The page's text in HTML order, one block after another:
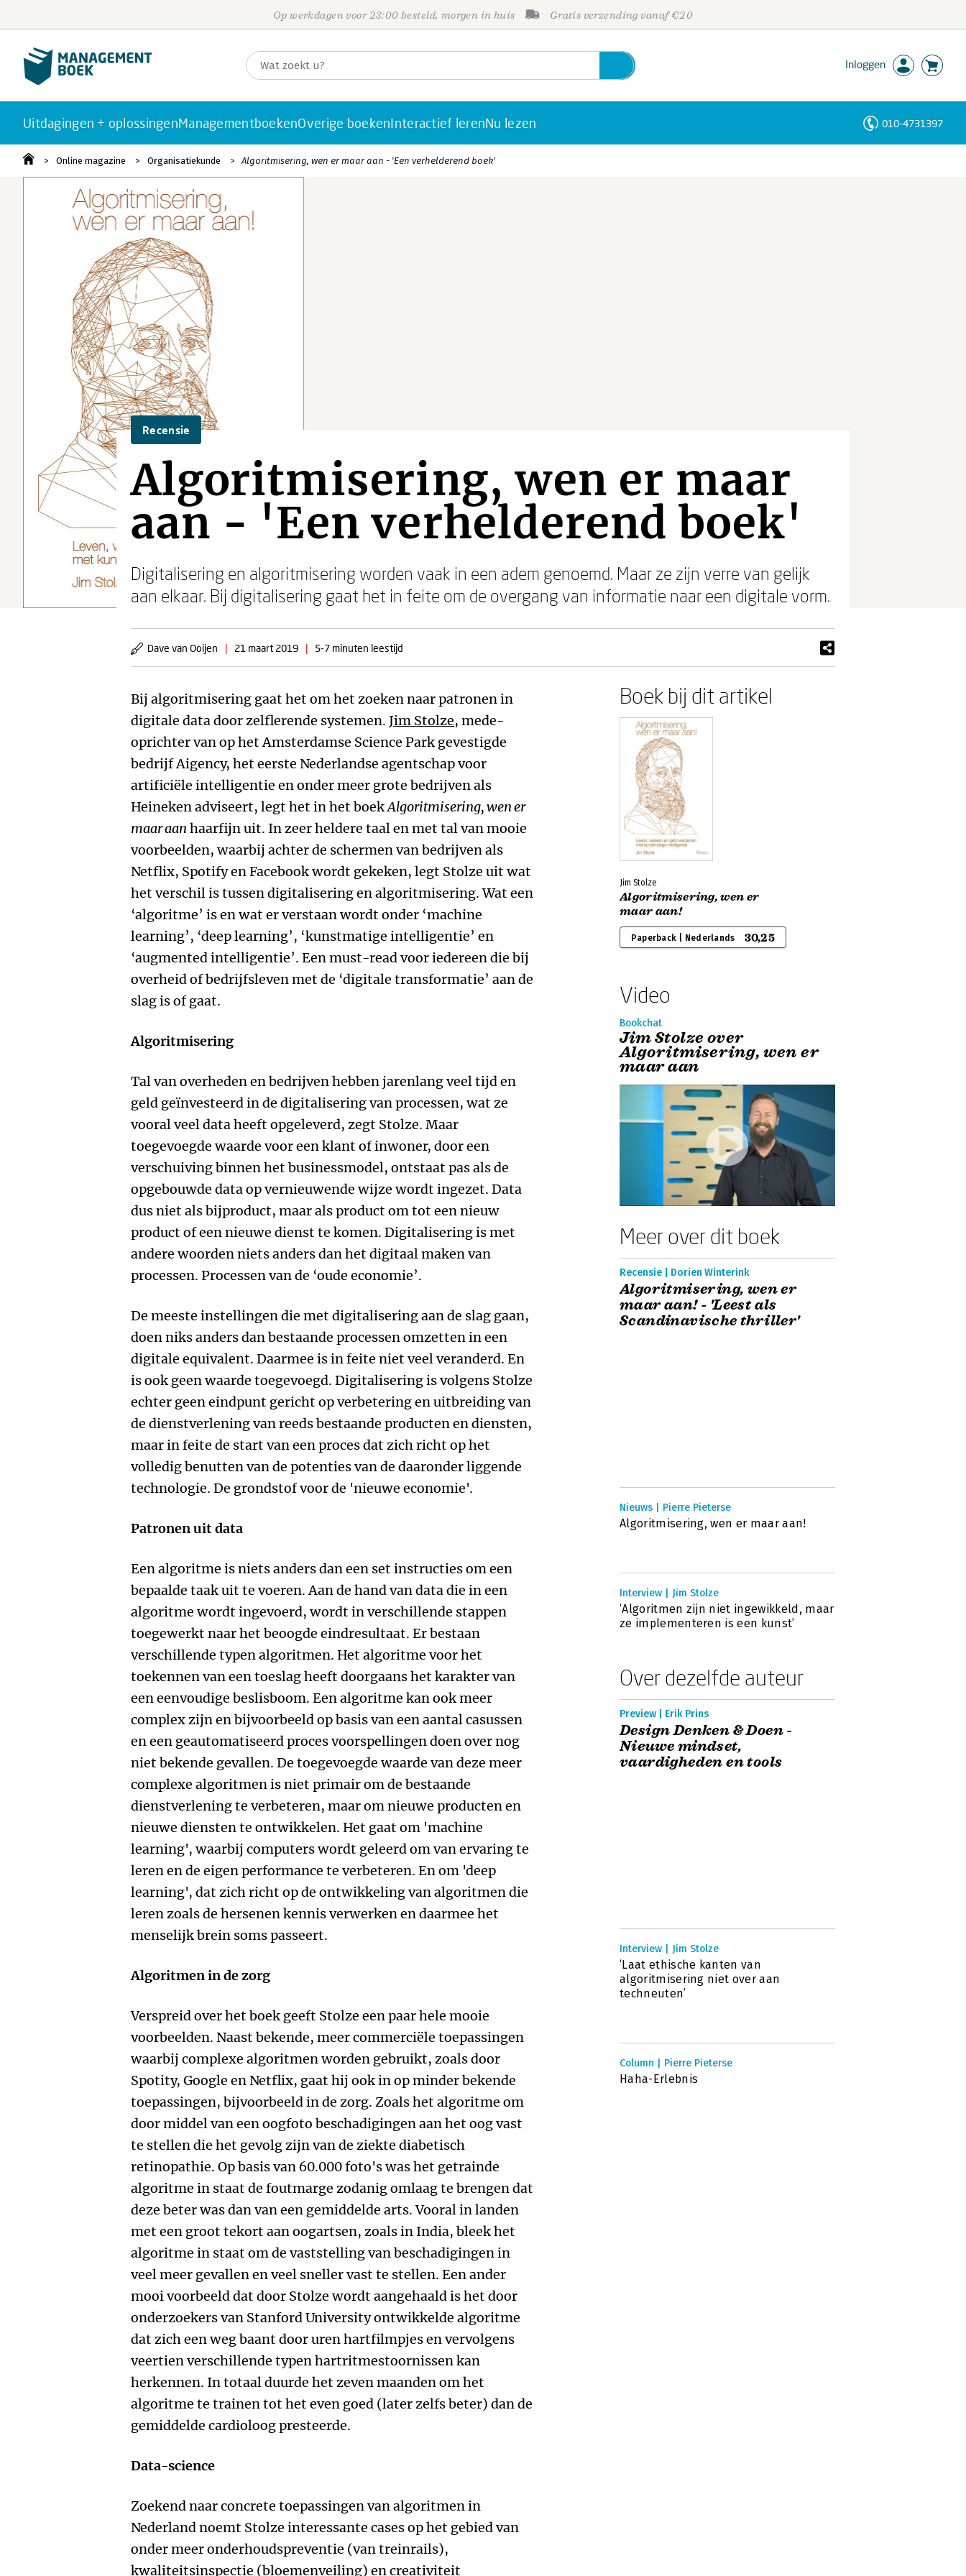
Op werkdagen voor 23:00 besteld, morgen in huis Gratis verzending vanaf €20
Inloggen
Uitdagingen + oplossingenManagementboekenOverige boekenInteractief lerenNu lezen 010-4731397
Online magazine Organisatiekunde Algoritmisering, wen er maar aan - 'Een verhelderend boek'
Recensie
Algoritmisering, wen er maar
aan - 'Een verhelderend boek'
Digitalisering en algoritmisering worden vaak in een adem genoemd. Maar ze zijn verre van gelijk
aan elkaar. Bij digitalisering gaat het in feite om de overgang van informatie naar een digitale vorm.
Dave van Ooijen | 21 maart 2019 | 5-7 minuten leestijd
Bij algoritmisering gaat het om het zoeken naar patronen in
digitale data door zelflerende systemen. Jim Stolze, mede-
oprichter van op het Amsterdamse Science Park gevestigde
bedrijf Aigency, het eerste Nederlandse agentschap voor
artificiële intelligentie en onder meer grote bedrijven als
Heineken adviseert, legt het in het boekAlgoritmisering, wen er
maar aan haarfijn uit. In zeer heldere taal en met tal van mooie
voorbeelden, waarbij achter de schermen van bedrijven als
Netflix, Spotify en Facebook wordt gekeken, legt Stolze uit wat
het verschil is tussen digitalisering en algoritmisering. Wat een
‘algoritme’ is en wat er verstaan wordt onder ‘machine
learning’, ‘deep learning’, ‘kunstmatige intelligentie’ en
‘augmented intelligentie’. Een must-read voor iedereen die bij
overheid of bedrijfsleven met de ‘digitale transformatie’ aan de
slag is of gaat.
Algoritmisering
Tal van overheden en bedrijven hebben jarenlang veel tijd en
geld geïnvesteerd in de digitalisering van processen, wat ze
vooral veel data heeft opgeleverd, zegt Stolze. Maar
toegevoegde waarde voor een klant of inwoner, door een
verschuiving binnen het businessmodel, ontstaat pas als de
opgebouwde data op vernieuwende wijze wordt ingezet. Data
dus niet als bijproduct, maar als product om tot een nieuw
product of een nieuwe dienst te komen. Digitalisering is met
andere woorden niets anders dan het digitaal maken van
processen. Processen van de ‘oude economie’.
De meeste instellingen die met digitalisering aan de slag gaan,
doen niks anders dan bestaande processen omzetten in een
digitale equivalent. Daarmee is in feite niet veel veranderd. En
is ook geen waarde toegevoegd. Digitalisering is volgens Stolze
echter geen eindpunt gericht op verbetering en uitbreiding van
de dienstverlening van reeds bestaande producten en diensten,
maar in feite de start van een proces dat zich richt op het
volledig benutten van de potenties van de daaronder liggende
technologie. De grondstof voor de 'nieuwe economie'.
Patronen uit data
Een algoritme is niets anders dan een set instructies om een
bepaalde taak uit te voeren. Aan de hand van data die in een
algoritme wordt ingevoerd, wordt in verschillende stappen
toegewerkt naar het beoogde eindresultaat. Er bestaan
verschillende typen algoritmen. Het algoritme voor het
toekennen van een toeslag heeft doorgaans het karakter van
een eenvoudige beslisboom. Een algoritme kan ook meer
complex zijn en bijvoorbeeld op basis van een aantal casussen
en een geautomatiseerd proces voorspellingen doen over nog
niet bekende gevallen. De toegevoegde waarde van deze meer
complexe algoritmen is niet primair om de bestaande
dienstverlening te verbeteren, maar om nieuwe producten en
nieuwe diensten te ontwikkelen. Het gaat om 'machine
learning', waarbij computers wordt geleerd om van ervaring te
leren en de eigen performance te verbeteren. En om 'deep
learning', dat zich richt op de ontwikkeling van algoritmen die
leren zoals de hersenen kennis verwerken en daarmee het
menselijk brein soms passeert.
Algoritmen in de zorg
Verspreid over het boek geeft Stolze een paar hele mooie
voorbeelden. Naast bekende, meer commerciële toepassingen
waarbij complexe algoritmen worden gebruikt, zoals door
Spotity, Google en Netflix, gaat hij ook in op minder bekende
toepassingen, bijvoorbeeld in de zorg. Zoals het algoritme om
door middel van een oogfoto beschadigingen aan het oog vast
te stellen die het gevolg zijn van de ziekte diabetisch
retinopathie. Op basis van 60.000 foto's was het getrainde
algoritme in staat de foutmarge zodanig omlaag te brengen dat
deze beter was dan van een gemiddelde arts. Vooral in landen
met een groot tekort aan oogartsen, zoals in India, bleek het
algoritme in staat om de vaststelling van beschadigingen in
veel meer gevallen en veel sneller vast te stellen. Een ander
mooi voorbeeld dat door Stolze wordt aangehaald is het door
onderzoekers van Stanford University ontwikkelde algoritme
dat zich een weg baant door uren hartfilmpjes en vervolgens
veertien verschillende typen hartritmestoornissen kan
herkennen. In totaal duurde het zeven maanden om het
algoritme te trainen tot het even goed (later zelfs beter) dan de
gemiddelde cardioloog presteerde.
Data-science
Zoekend naar concrete toepassingen van algoritmen in
Nederland noemt Stolze interessante cases op het gebied van
onder meer onderhoudspreventie (van treinrails),
kwaliteitsinspectie (bloemenveiling) en creativiteit
Boek bij dit artikel
Jim Stolze
Algoritmisering, wen er
maar aan!
Paperback | Nederlands 30,25
Video
Bookchat
Jim Stolze over
Algoritmisering, wen er
maar aan
Meer over dit boek
Recensie | Dorien Winterink
Algoritmisering, wen er
maar aan! - 'Leest als
Scandinavische thriller'
Nieuws | Pierre Pieterse
Algoritmisering, wen er maar aan!
Interview | Jim Stolze
‘Algoritmen zijn niet ingewikkeld, maar
ze implementeren is een kunst’
Over dezelfde auteur
Preview | Erik Prins
Design Denken & Doen -
Nieuwe mindset,
vaardigheden en tools
Interview | Jim Stolze
‘Laat ethische kanten van
algoritmisering niet over aan
techneuten’
Column | Pierre Pieterse
Haha-Erlebnis
Personen